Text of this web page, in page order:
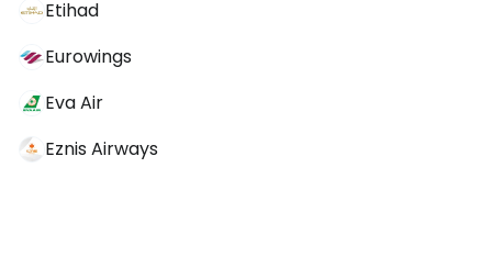
Etihad
Eurowings
Eva Air
Eznis Airways